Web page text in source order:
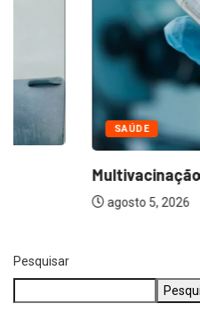
Multivacinação de Salto
agosto 5, 2026
Pesquisar